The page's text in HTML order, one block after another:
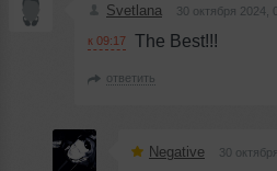
Svetlana 30 октября 2024,
к 09:17 The Best!!!
ответить
Negative 30